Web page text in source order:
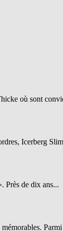
où sont
Icerberg
Près de dix ans...
mémorables.